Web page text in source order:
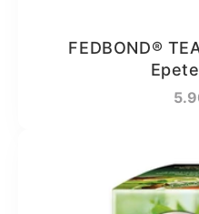
FEDBOND®